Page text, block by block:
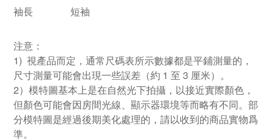
袖長
短袖
注意：
1) 視產品而定，通常尺碼表所示數據都是平鋪測量的，
尺寸測量可能會出現一些誤差（約 1 至 3 厘米）。
2）模特圖基本上是在自然光下拍攝，以接近實際顏色，
但顏色可能會因房間光線、顯示器環境等而略有不同。部
分模特圖是經過後期美化處理的，請以收到的商品實物爲
準。